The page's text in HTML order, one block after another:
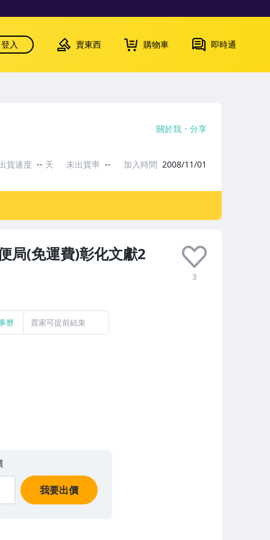
登入 賣東西 購物車 即時通
局(免運費)彰化文獻2
3
曆 賣家可提前結束
我要出價
關於我 分享
貨速度 -- 天 未出貨率 -- 加入時間 2008/11/01